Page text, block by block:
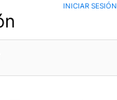
INICIAR SESIÓN